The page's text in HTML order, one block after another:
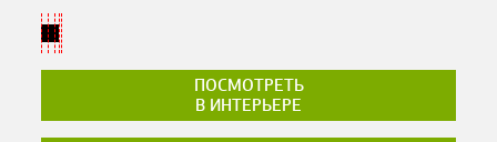
ПОСМОТРЕТЬ
В ИНТЕРЬЕРЕ